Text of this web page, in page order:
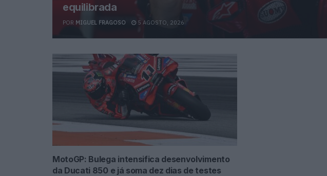
equilibrada
POR MIGUEL FRAGOSO 5 AGOSTO, 2026
MotoGP: Bulega intensifica desenvolvimento
da Ducati 850 e já soma dez dias de testes